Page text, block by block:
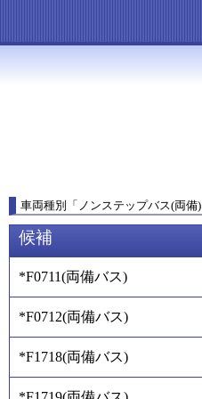
車両種別 「 ノンステップバス(両備)
候補
*F0711(両備バス)
*F0712(両備バス)
*F1718(両備バス)